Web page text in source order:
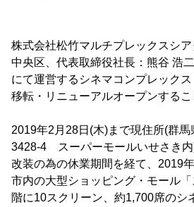
株式会社松竹マルチプレックスシ
中央区、代表取締役社長：熊谷 浩
にて運営するシネマコンプレック
移転・リニューアルオープンするこ
2019年2月28日(木)まで現住所(群
3428-4 スーパーモールいせさき内
改装の為の休業期間を経て、2019
市内の大型ショッピング・モール
階に10スクリーン、約1,700席のシ